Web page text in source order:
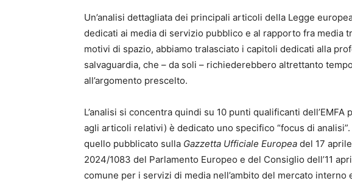
Un’analisi dettagliata dei principali articoli della Legge
dedicati ai media di servizio pubblico e al rapporto fra media
motivi di spazio, abbiamo tralasciato i capitoli dedicati alla
salvaguardia, che – da soli – richiederebbero altrettanto
all’argomento prescelto.
L’analisi si concentra quindi su 10 punti qualificanti
agli articoli relativi) è dedicato uno specifico “focus di
quello pubblicato sulla Gazzetta Ufficiale Europea del 17
2024/1083 del Parlamento Europeo e del Consiglio dell’11
comune per i servizi di media nell’ambito del mercato interno